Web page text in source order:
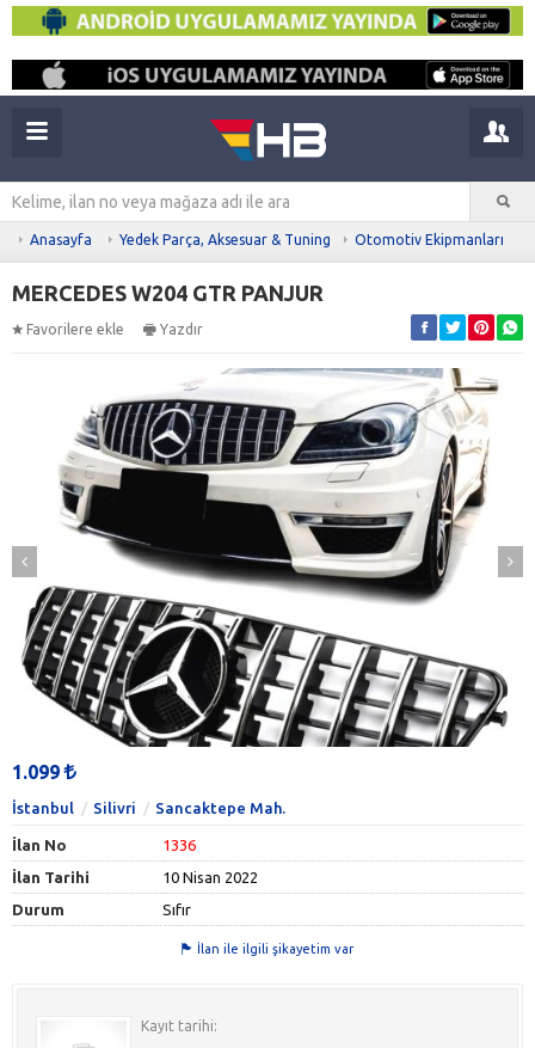
Anasayfa Yedek Parça, Aksesuar & Tuning Otomotiv Ekipmanları
MERCEDES W204 GTR PANJUR
Favorilere ekle Yazdır
1.099
İstanbul Silivri Sancaktepe Mah.
İlan No
1336
İlan Tarihi
10 Nisan 2022
Durum
Sıfır
İlan ile ilgili şikayetim var
Kayıt tarihi: